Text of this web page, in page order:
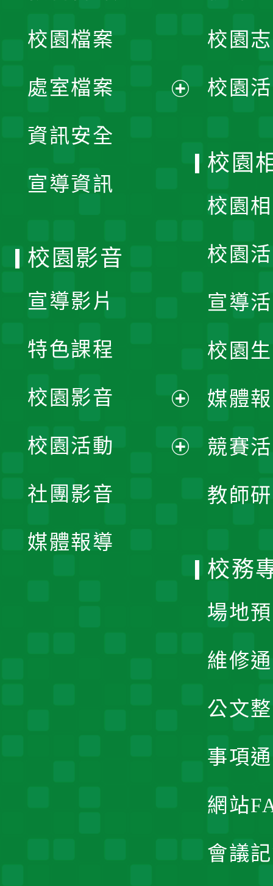
單
校園檔案
處室檔案
資訊安全
宣導資訊
校園
校園
校園
校園
校園
宣導
校園
媒體
競賽
教師
校園影音
宣導影片
特色課程
校園影音
開
校園活動
社團影音
媒體報導
校務
場地
維修
公文
事項
網站
會議